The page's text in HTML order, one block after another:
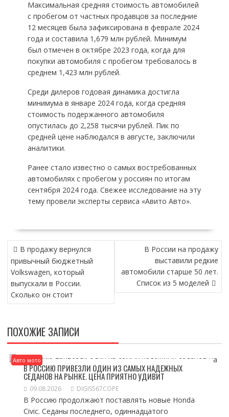
Максимальная средняя стоимость автомобилей
с пробегом от частных продавцов за последние
12 месяцев была зафиксирована в феврале 2024
года и составила 1,679 млн рублей. Минимум
был отмечен в октябре 2023 года, когда для
покупки автомобиля с пробегом требовалось в
среднем 1,423 млн рублей.
Среди дилеров годовая динамика достигла
минимума в январе 2024 года, когда средняя
стоимость подержанного автомобиля
опустилась до 2,258 тысячи рублей. Пик по
средней цене наблюдался в августе, заключили
аналитики.
Ранее стало известно о самых востребованных
автомобилях с пробегом у россиян по итогам
сентября 2024 года. Свежее исследование на эту
тему провели эксперты сервиса «Авито Авто».
НАВИГАЦИЯ
ПО
ЗАПИСЯМ
В продажу вернулся
привычный бюджетный
Volkswagen, который
выпускали в России.
Сколько он стоит
В России на продажу
выставили редкие
автомобили старше 50 лет.
Список из 5 моделей
ПОХОЖИЕ ЗАПИСИ
Авто мото
В РОССИЮ ПРИВЕЗЛИ ОДИН ИЗ САМЫХ НАДЕЖНЫХ
СЕДАНОВ НА РЫНКЕ. ЦЕНА ПРИЯТНО УДИВИТ
09.08.2026 DIGIS567COPE
В Россию продолжают поставлять новые Honda
Civic. Седаны последнего, одиннадцатого